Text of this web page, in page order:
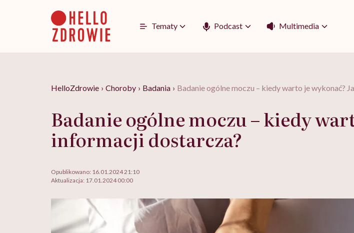
Tematy Podcast Multimedia
HelloZdrowie › Choroby › Badania › Badanie ogólne moczu – kiedy warto je wykonać?
Badanie ogólne moczu – kiedy
informacji dostarcza?
Opublikowano: 16.01.2024 21:10
Aktualizacja: 17.01.2024 00:00